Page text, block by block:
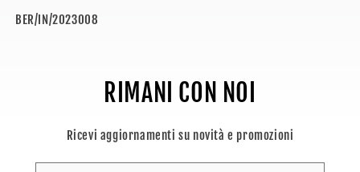
SKU:
BER/IN/2023008
RIMANI CON NOI
Ricevi aggiornamenti su novità e promozioni